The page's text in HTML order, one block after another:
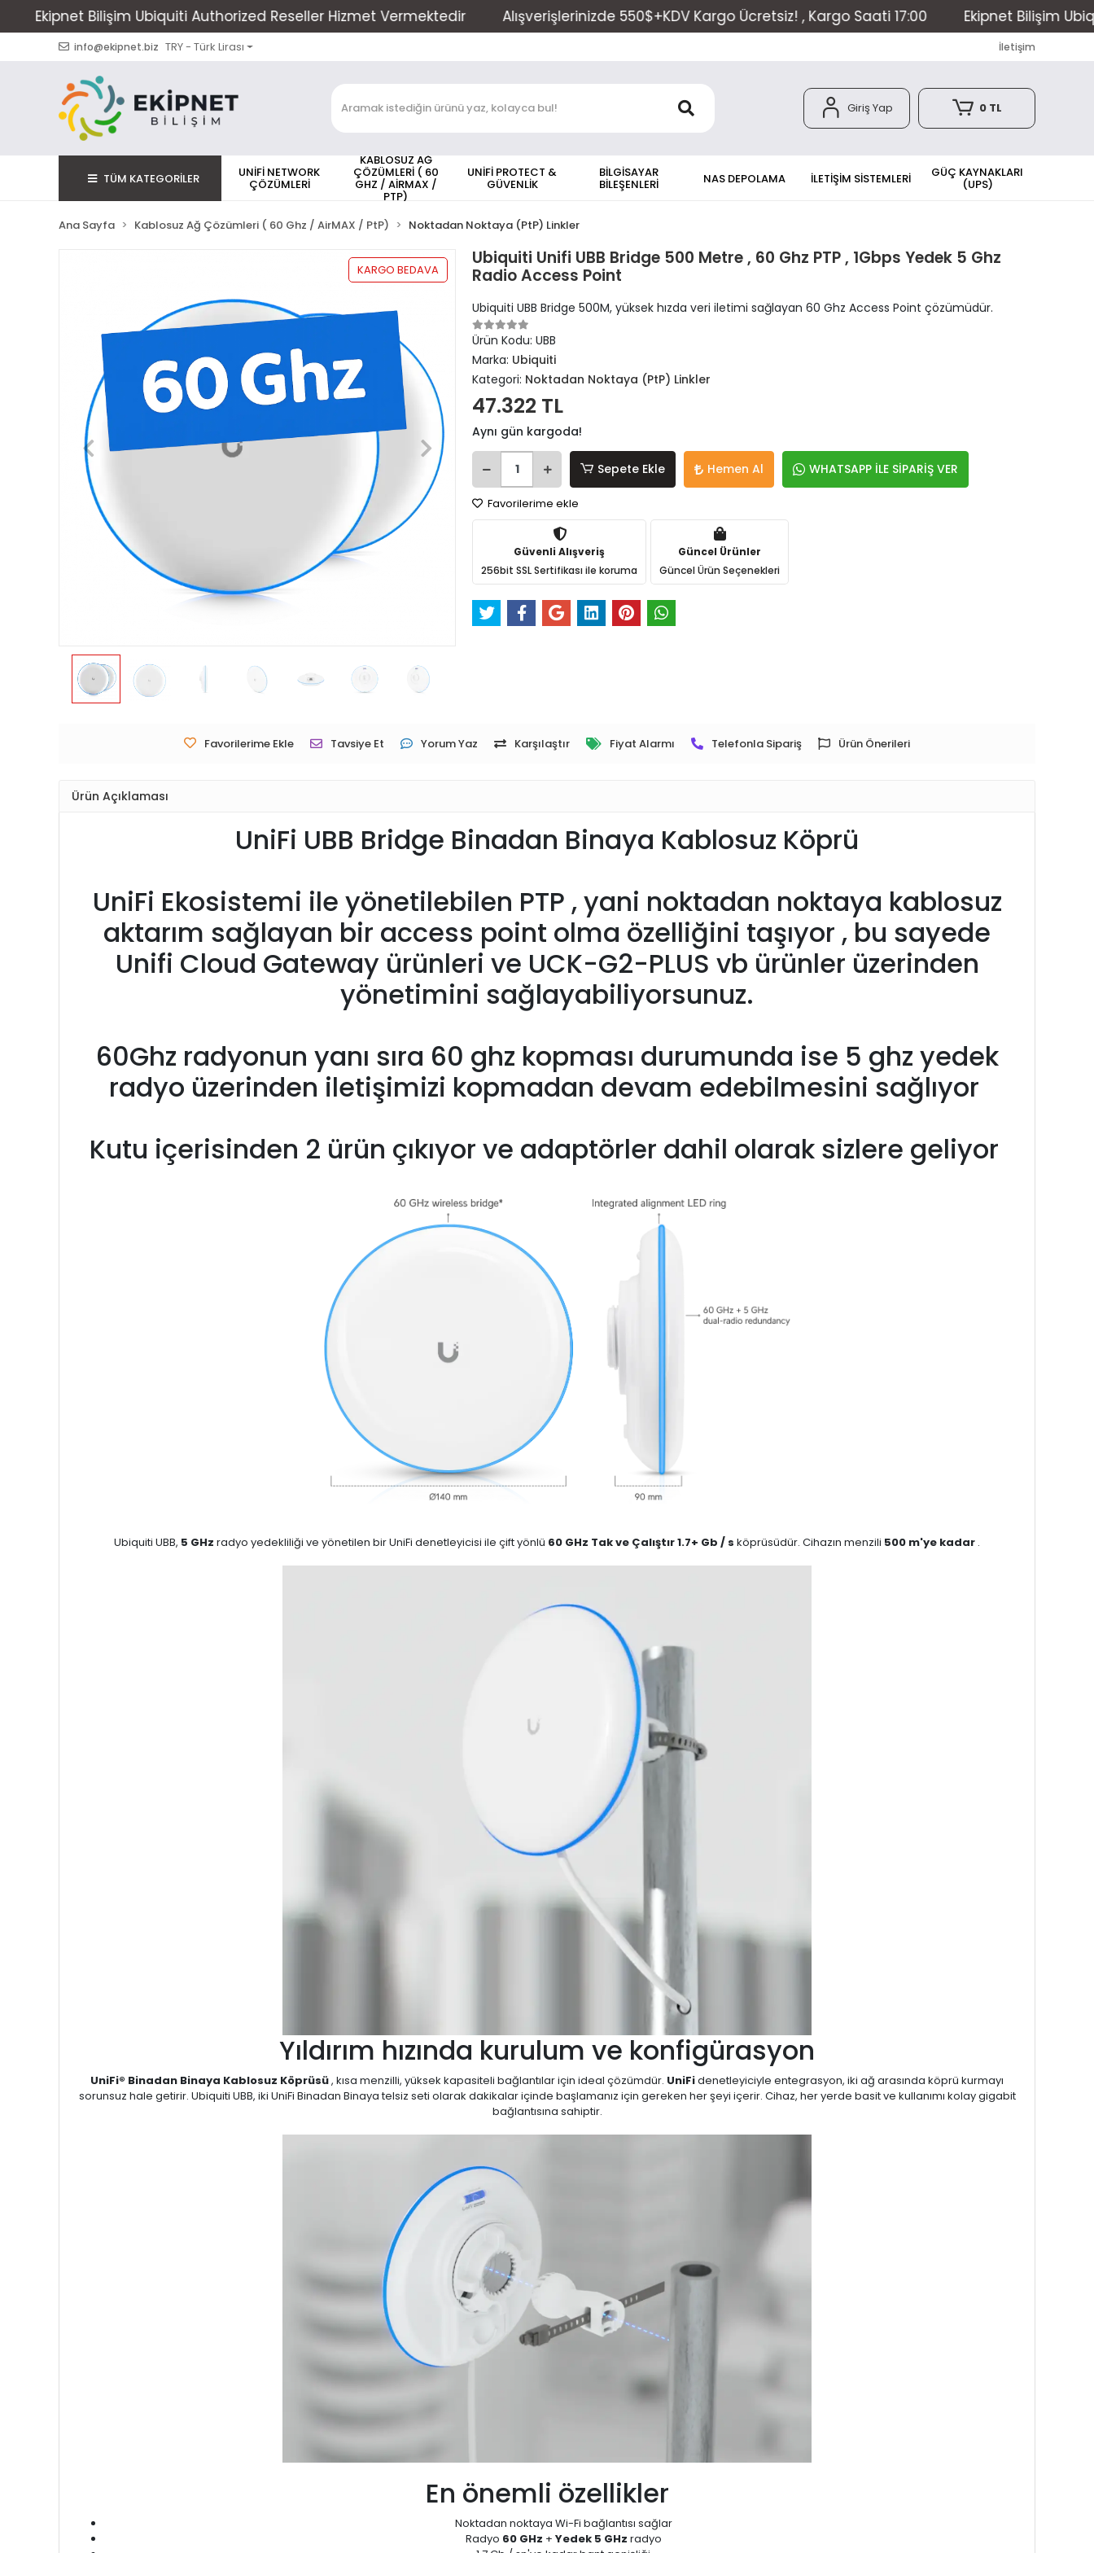
Authorized Reseller Hizmet Vermektedir Alışverişlerinizde 550$+KDV Kargo Ücretsiz! , Kargo Saati 17:00 Ekipnet Bilişim Ubiquiti Authorized
info@ekipnet.biz TRY - Türk Lirası İletişim
Giriş Yap 0 TL
TÜM KATEGORİLER UNİFİ NETWORK
ÇÖZÜMLERİ
KABLOSUZ AĞ
ÇÖZÜMLERİ ( 60
GHZ / AİRMAX /
PTP)
UNİFİ PROTECT &
GÜVENLİK
BİLGİSAYAR
BİLEŞENLERİ NAS DEPOLAMA İLETİŞİM SİSTEMLERİ GÜÇ KAYNAKLARI
(UPS)
Ana Sayfa Kablosuz Ağ Çözümleri ( 60 Ghz / AirMAX / PtP) Noktadan Noktaya (PtP) Linkler
KARGO BEDAVA
Ubiquiti Unifi UBB Bridge 500 Metre , 60 Ghz PTP , 1Gbps Yedek 5 Ghz
Radio Access Point
Ubiquiti UBB Bridge 500M, yüksek hızda veri iletimi sağlayan 60 Ghz Access Point çözümüdür.
Ürün Kodu:UBB
Marka: Ubiquiti
Kategori: Noktadan Noktaya (PtP) Linkler
47.322 TL
Aynı gün kargoda!
Sepete Ekle Hemen Al WHATSAPP İLE SİPARİŞ VER
Favorilerime ekle
Güvenli Alışveriş
256bit SSL Sertifikası ile koruma
Güncel Ürünler
Güncel Ürün Seçenekleri
Favorilerime Ekle Tavsiye Et Yorum Yaz Karşılaştır Fiyat Alarmı Telefonla Sipariş Ürün Önerileri
Ürün Açıklaması
UniFi UBB Bridge Binadan Binaya Kablosuz Köprü
UniFi Ekosistemi ile yönetilebilen PTP , yani noktadan noktaya kablosuz
aktarım sağlayan bir access point olma özelliğini taşıyor , bu sayede
Unifi Cloud Gateway ürünleri ve UCK-G2-PLUS vb ürünler üzerinden
yönetimini sağlayabiliyorsunuz.
60Ghz radyonun yanı sıra 60 ghz kopması durumunda ise 5 ghz yedek
radyo üzerinden iletişimizi kopmadan devam edebilmesini sağlıyor
Kutu içerisinden 2 ürün çıkıyor ve adaptörler dahil olarak sizlere geliyor
Ubiquiti UBB, 5 GHz radyo yedekliliği ve yönetilen bir UniFi denetleyicisi ile çift yönlü 60 GHz Tak ve Çalıştır 1.7+ Gb / s köprüsüdür. Cihazın menzili 500 m'ye kadar .
Yıldırım hızında kurulum ve konfigürasyon
UniFi® Binadan Binaya Kablosuz Köprüsü, kısa menzilli, yüksek kapasiteli bağlantılar için ideal çözümdür. UniFidenetleyiciyle entegrasyon, iki ağ arasında köprü kurmayı
sorunsuz hale getirir. Ubiquiti UBB, iki UniFi Binadan Binaya telsiz seti olarak dakikalar içinde başlamanız için gereken her şeyi içerir. Cihaz, her yerde basit ve kullanımı kolay gigabit
bağlantısına sahiptir.
En önemli özellikler
Noktadan noktaya Wi-Fi bağlantısı sağlar
Radyo 60 GHz + Yedek 5 GHz radyo